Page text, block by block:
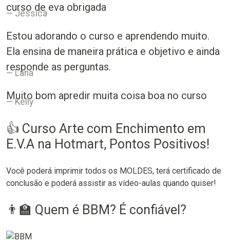
curso de eva obrigada
Jéssica
Estou adorando o curso e aprendendo muito.
Ela ensina de maneira prática e objetivo e ainda
responde as perguntas.
Lana
Muito bom apredir muita coisa boa no curso
Kelly
👍 Curso Arte com Enchimento em
E.V.A na Hotmart, Pontos Positivos!
Você poderá imprimir todos os MOLDES, terá certificado de
conclusão e poderá assistir as vídeo-aulas quando quiser!
👨‍🏫 Quem é BBM? É confiável?